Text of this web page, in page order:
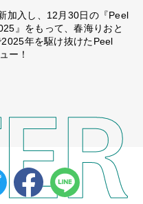
加入し、12月30日の『Peel
』をもって、春海りおと
年を駆け抜けたPeel
ー！